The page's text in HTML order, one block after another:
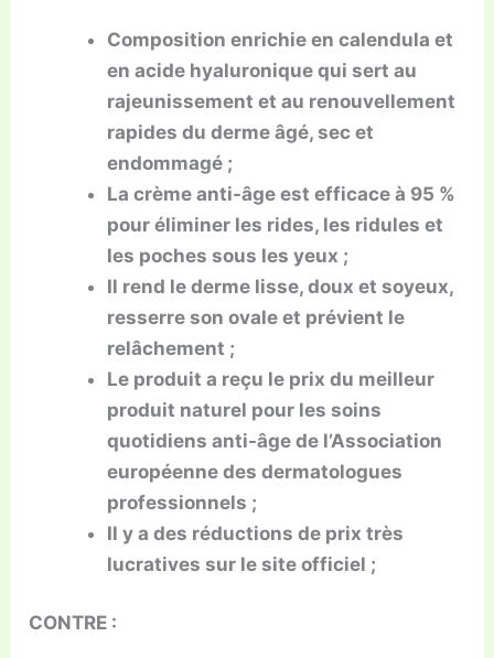
Composition enrichie en calendula et
en acide hyaluronique qui sert au
rajeunissement et au renouvellement
rapides du derme âgé, sec et
endommagé ;
La crème anti-âge est efficace à 95 %
pour éliminer les rides, les ridules et
les poches sous les yeux ;
Il rend le derme lisse, doux et soyeux,
resserre son ovale et prévient le
relâchement ;
Le produit a reçu le prix du meilleur
produit naturel pour les soins
quotidiens anti-âge de l’Association
européenne des dermatologues
professionnels ;
Il y a des réductions de prix très
lucratives sur le site officiel ;
CONTRE :